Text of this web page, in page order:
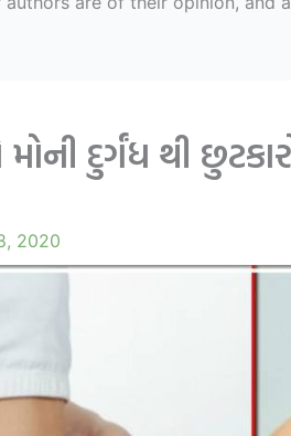
દુર્ગંધ થી
2020